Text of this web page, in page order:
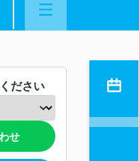
ださい
せ